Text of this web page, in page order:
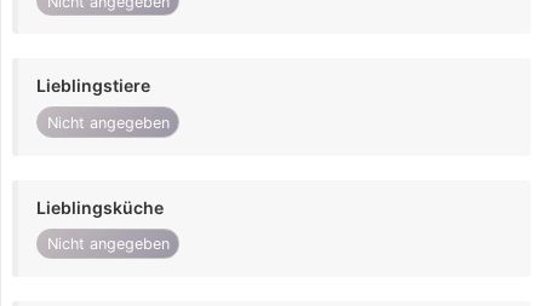
Lieblingstiere
Nicht angegeben
Lieblingsküche
Nicht angegeben